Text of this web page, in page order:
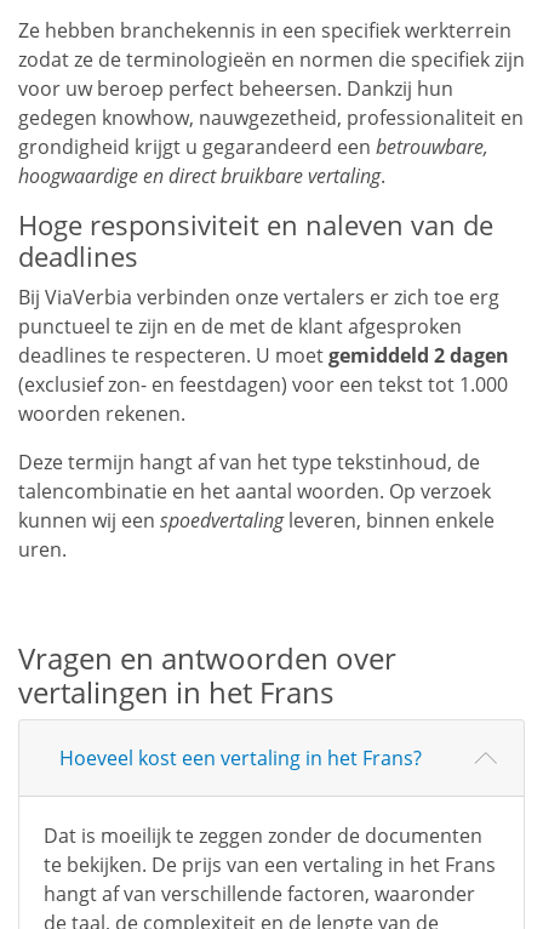
Ze hebben branchekennis in een specifiek werkterrein
zodat ze de terminologieën en normen die specifiek zijn
voor uw beroep perfect beheersen. Dankzij hun
gedegen knowhow, nauwgezetheid, professionaliteit en
grondigheid krijgt u gegarandeerd een betrouwbare,
hoogwaardige en direct bruikbare vertaling.
Hoge responsiviteit en naleven van de
deadlines
Bij ViaVerbia verbinden onze vertalers er zich toe erg
punctueel te zijn en de met de klant afgesproken
deadlines te respecteren. U moetgemiddeld 2 dagen
(exclusief zon- en feestdagen) voor een tekst tot 1.000
woorden rekenen.
Deze termijn hangt af van het type tekstinhoud, de
talencombinatie en het aantal woorden. Op verzoek
kunnen wij een spoedvertalingleveren, binnen enkele
uren.
Vragen en antwoorden over
vertalingen in het Frans
Hoeveel kost een vertaling in het Frans?
Dat is moeilijk te zeggen zonder de documenten
te bekijken. De prijs van een vertaling in het Frans
hangt af van verschillende factoren, waaronder
de taal, de complexiteit en de lengte van de